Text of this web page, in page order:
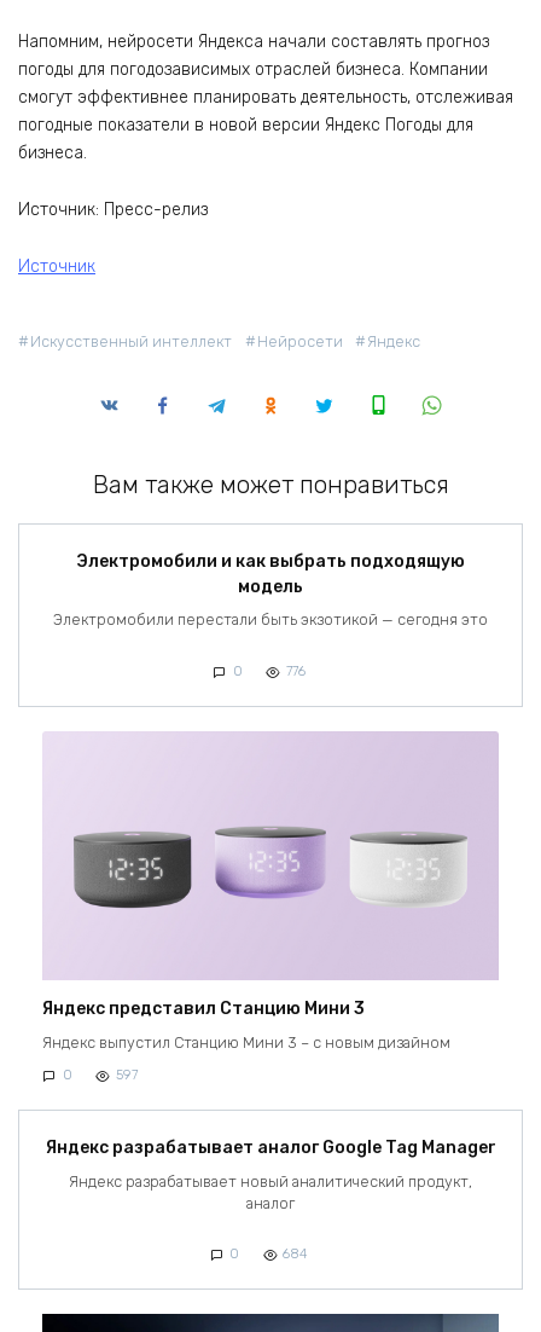
Напомним, нейросети Яндекса начали составлять прогноз
погоды для погодозависимых отраслей бизнеса. Компании
смогут эффективнее планировать деятельность, отслеживая
погодные показатели в новой версии Яндекс Погоды для
бизнеса.
Источник: Пресс-релиз
Источник
Искусственный интеллект Нейросети Яндекс
Вам также может понравиться
Электромобили и как выбрать подходящую
модель
Электромобили перестали быть экзотикой — сегодня это
0 776
Яндекс представил Станцию Мини 3
Яндекс выпустил Станцию Мини 3 – с новым дизайном
0 597
Яндекс разрабатывает аналог Google Tag Manager
Яндекс разрабатывает новый аналитический продукт,
аналог
0 684